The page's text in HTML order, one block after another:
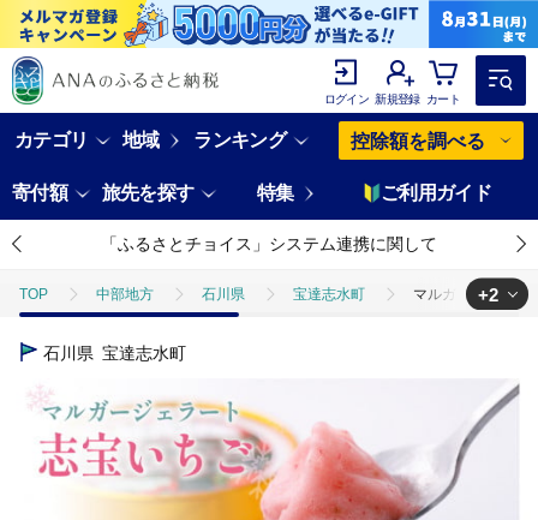
ログイン 新規登録 カート
カテゴリ 地域 ランキング 控除額を調べる
寄付額 旅先を探す 特集 ご利用ガイド
「ふるさとチョイス」システム連携に関して
TOP 中部地方 石川県 宝達志水町 マルガージェラー
TOP
TOP マルガージェラート6個
+2
石川県 宝達志水町